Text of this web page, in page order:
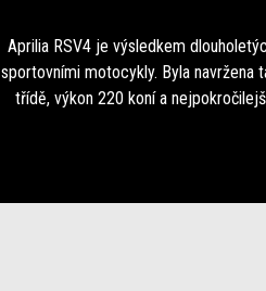
Aprilia RSV4 je výsledkem
sportovními motocykly. Byla navržena
třídě, výkon 220 koní a